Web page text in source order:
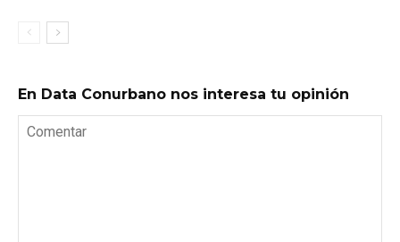
En Data Conurbano nos interesa tu opinión